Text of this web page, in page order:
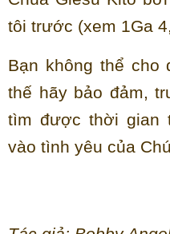
tôi trước (xem 1Ga
Bạn không thể cho
thế hãy bảo đảm,
tìm được thời gian
vào tình yêu của